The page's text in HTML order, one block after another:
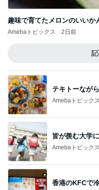
趣味で育てたメロンのいいか
Amebaトピックス 2日前
テキトーなが
Amebaトピックス
皆が羨む大学
Amebaトピックス
香港のKFCで